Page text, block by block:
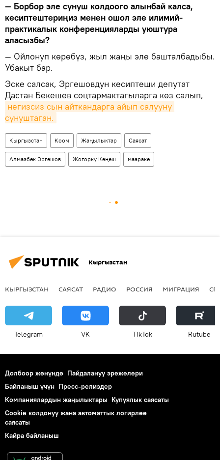
— Борбор эле сунуш колдоого алынбай калса,
кесиптештериңиз менен ошол эле илимий-
практикалык конференцияларды уюштура
аласызбы?
— Ойлонуп көрөбүз, жыл жаңы эле башталбадыбы.
Убакыт бар.
Эске салсак, Эргешовдун кесиптеши депутат
Дастан Бекешев соцтармактагыларга көз салып,
негизсиз сын айткандарга айып салууну
сунуштаган.
Кыргызстан Коом Жаңылыктар Саясат
Алмазбек Эргешов Жогорку Кеңеш маараке
Кыргызстан
КЫРГЫЗСТАН САЯСАТ РАДИО РОССИЯ МИГРАЦИЯ
Telegram VK ТikТоk Rutube
Долбоор жөнүндө Пайдалануу эрежелери
Байланыш үчүн Пресс-релиздер
Компаниялардын жаңылыктары Купуялык саясаты
Cookie колдонуу жана автоматтык логирлөө
саясаты
Кайра байланыш